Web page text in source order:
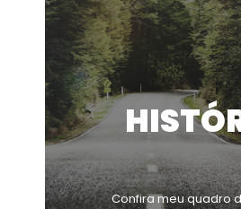
Confira meu quadro